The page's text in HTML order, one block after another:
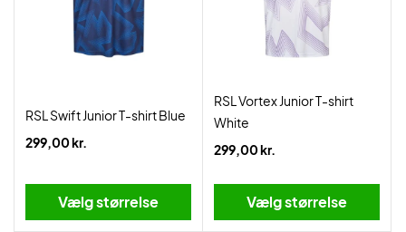
RSL Swift Junior T-shirt Blue
299,00 kr.
Vælg størrelse
RSL Vortex Junior T-shirt
White
299,00 kr.
Vælg størrelse